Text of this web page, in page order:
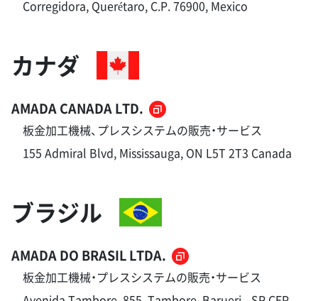
Corregidora, Querétaro, C.P. 76900, Mexico
カナダ
AMADA CANADA LTD.
板金加工機械、プレスシステムの販売・サービス
155 Admiral Blvd, Mississauga, ON L5T 2T3 Canada
ブラジル
AMADA DO BRASIL LTDA.
板金加工機械・プレスシステムの販売・サービス